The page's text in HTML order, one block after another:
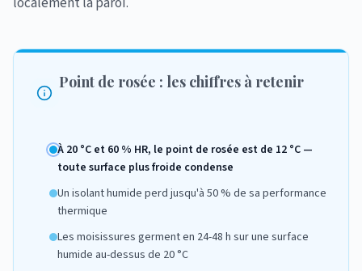
Point de rosée : les chiffres à retenir
À 20 °C et 60 % HR, le point de rosée est de 12 °C —
toute surface plus froide condense
Un isolant humide perd jusqu'à 50 % de sa performance
thermique
Les moisissures germent en 24-48 h sur une surface
humide au-dessus de 20 °C